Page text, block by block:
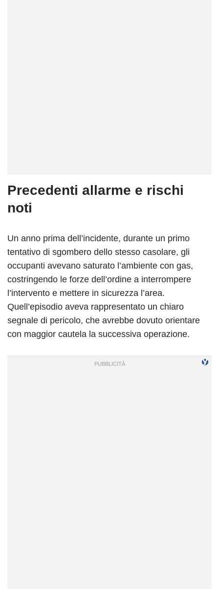
Precedenti allarme e rischi
noti
Un anno prima dell’incidente, durante un primo
tentativo di sgombero dello stesso casolare, gli
occupanti avevano saturato l’ambiente con gas,
costringendo le forze dell’ordine a interrompere
l’intervento e mettere in sicurezza l’area.
Quell’episodio aveva rappresentato un chiaro
segnale di pericolo, che avrebbe dovuto orientare
con maggior cautela la successiva operazione.